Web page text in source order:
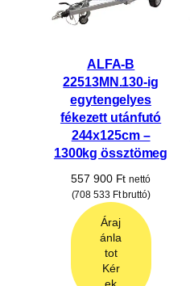
ALFA-B
22513MN.130-ig
egytengelyes
fékezett utánfutó
244x125cm –
1300kg össztömeg
557 900 Ft nettó
(708 533 Ftbruttó)
Áraj
ánla
tot
Kér